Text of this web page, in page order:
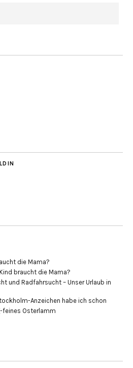
die Mama?
braucht die Mama?
und Radfahrsucht – Unser Urlaub in
Anzeichen habe ich schon
feines Osterlamm